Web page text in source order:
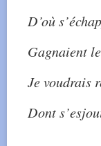
D’où
Gagnaient
Je voudrais
Dont